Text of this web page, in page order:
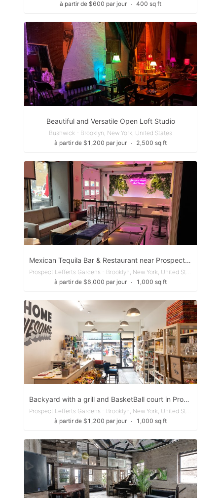
à partir de $600 par jour ∙ 400 sq ft
Beautiful and Versatile Open Loft Studio
Bushwick - Brooklyn, New York, United States
à partir de $1,200 par jour ∙ 2,500 sq ft
Mexican Tequila Bar & Restaurant near Prospect Park BK
Prospect Lefferts Gardens - Brooklyn, New York, United States
à partir de $6,000 par jour ∙ 1,000 sq ft
Backyard with a grill and BasketBall court in Prospect Park, BK
Prospect Lefferts Gardens - Brooklyn, New York, United States
à partir de $1,200 par jour ∙ 1,000 sq ft